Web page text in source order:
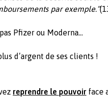
par exemple.”
Pfizer ou Moderna...
d’argent de ses clients !
reprendre le pouvoir face